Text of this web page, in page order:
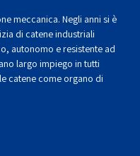
meccanica. Negli anni si è
di catene industriali
autonomo e resistente ad
largo impiego in tutti
catene come organo di